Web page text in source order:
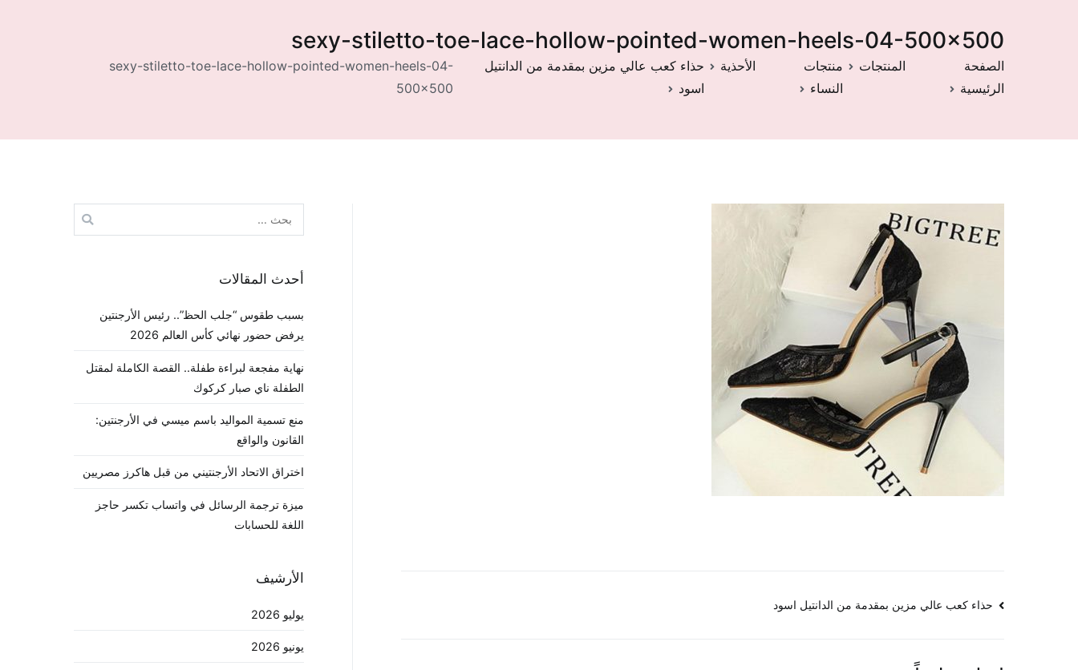
sexy-stiletto-toe-lace-hollow-pointed-women-heels-04-500×500
الصفحة
الرئيسية
المنتجات
منتجات
النساء
الأحذية
حذاء كعب عالي مزين بمقدمة من الدانتيل
اسود
sexy-stiletto-toe-lace-hollow-pointed-women-heels-04-
500×500
تصفّح
حذاء كعب عالي مزين بمقدمة من الدانتيل اسود
عن:
أحدث المقالات
بسبب طقوس “جلب الحظ”.. رئيس الأرجنتين
يرفض حضور نهائي كأس العالم 2026
نهاية مفجعة لبراءة طفلة.. القصة الكاملة لمقتل
الطفلة ناي صبار كركوك
منع تسمية المواليد باسم ميسي في الأرجنتين:
القانون والواقع
اختراق الاتحاد الأرجنتيني من قبل هاكرز مصريين
ميزة ترجمة الرسائل في واتساب تكسر حاجز
اللغة للحسابات
الأرشيف
يوليو 2026
يونيو 2026